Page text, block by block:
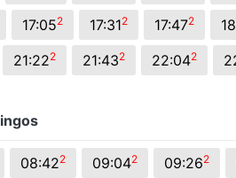
17:052 17:312 17:472
21:222 21:432 22:042
08:422 09:042 09:262